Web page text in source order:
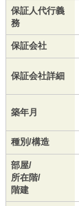
保証人代行義
務
保証会社
保証会社詳細
築年月
種別/構造
部屋/
所在階/
階建